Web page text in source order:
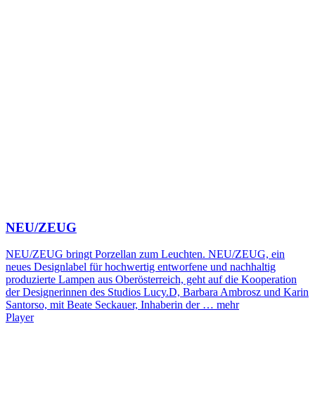
NEU/ZEUG
NEU/ZEUG bringt Porzellan zum Leuchten. NEU/ZEUG, ein
neues Designlabel für hochwertig entworfene und nachhaltig
produzierte Lampen aus Oberösterreich, geht auf die Kooperation
der Designerinnen des Studios Lucy.D, Barbara Ambrosz und Karin
Santorso, mit Beate Seckauer, Inhaberin der … mehr
Player